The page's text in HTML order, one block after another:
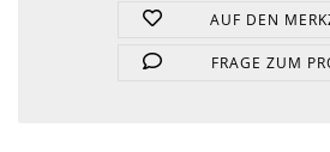
AUF DEN
FRAGE ZUM